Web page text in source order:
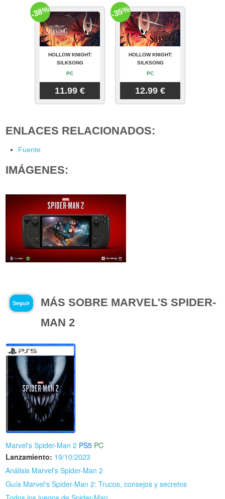
HOLLOW KNIGHT:
SILKSONG
PC
11.99 €
-38%
HOLLOW KNIGHT:
SILKSONG
PC
12.99 €
-35%
ENLACES RELACIONADOS:
Fuente
IMÁGENES:
Seguir
MÁS SOBRE MARVEL'S SPIDER-
MAN 2
Marvel's Spider-Man 2 PS5 PC
Lanzamiento: 19/10/2023
Análisis Marvel's Spider-Man 2
Guía Marvel's Spider-Man 2: Trucos, consejos y secretos